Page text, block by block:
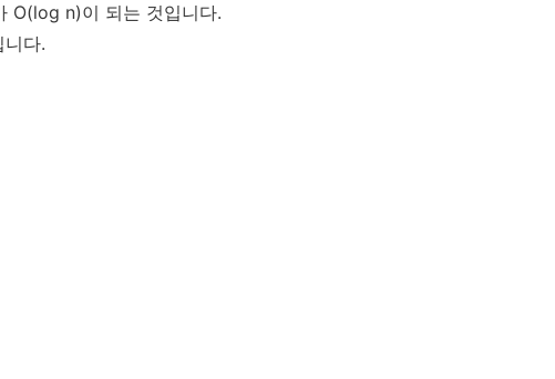
O(log n)이 되는 것입니다.
다.